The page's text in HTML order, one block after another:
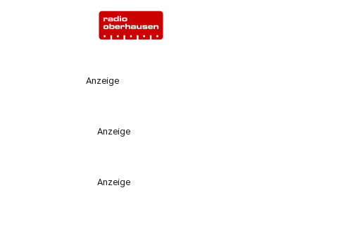
Anzeige
Anzeige
Anzeige